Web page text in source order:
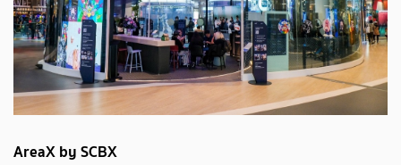
AreaX by SCBX